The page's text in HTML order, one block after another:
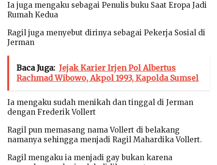
Ia juga mengaku sebagai Penulis buku Saat Eropa Jadi
Rumah Kedua
Ragil juga menyebut dirinya sebagai Pekerja Sosial di
Jerman
Baca Juga: Jejak Karier Irjen Pol Albertus
Rachmad Wibowo, Akpol 1993, Kapolda Sumsel
Ia mengaku sudah menikah dan tinggal di Jerman
dengan Frederik Vollert
Ragil pun memasang nama Vollert di belakang
namanya sehingga menjadi Ragil Mahardika Vollert.
Ragil mengaku ia menjadi gay bukan karena